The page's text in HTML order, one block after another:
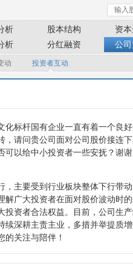
析 股本结构 资
析 分红融资 公
动 投资者互动
标杆国有企业一直有着一个良
请问贵公司面对公司股价接连
以给中小投资者一些安抚？谢谢
，主要受到行业板块整体下行带
广大投资者在面对股价波动时
资者合法权益。目前，公司生
深耕主责主业，多措并举提质
关注与陪伴！